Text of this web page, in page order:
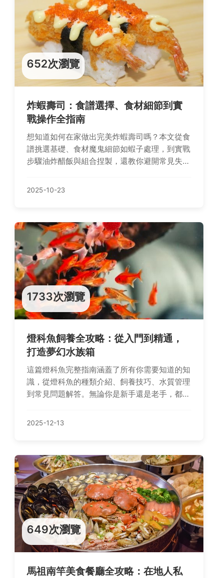
652次瀏覽
炸蝦壽司：食譜選擇、食材細節到實
戰操作全指南
想知道如何在家做出完美炸蝦壽司嗎？本文從食
譜挑選基礎、食材魔鬼細節如蝦子處理，到實戰
步驟油炸醋飯與組合捏製，還教你避開常見失敗
訣！
2025-10-23
1733次瀏覽
燈科魚飼養全攻略：從入門到精通，
打造夢幻水族箱
這篇燈科魚完整指南涵蓋了所有你需要知道的知
識，從燈科魚的種類介紹、飼養技巧、水質管理
到常見問題解答。無論你是新手還是老手，都能
魚。內容包括價格分析、設備推薦和個人經驗分
2025-12-13
649次瀏覽
馬祖南竿美食餐廳全攻略：在地人私